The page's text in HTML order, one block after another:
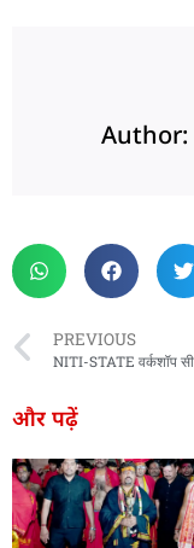
Author:
PREVIOUS
और पढ़ें